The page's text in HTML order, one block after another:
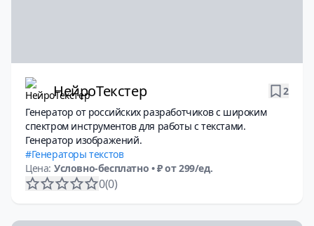
НейроТекстер
2
Генератор от российских разработчиков с широким
спектром инструментов для работы с текстами.
Генератор изображений.
Генераторы текстов
Цена: Условно-бесплатно • ₽ от 299/ед.
0(0)